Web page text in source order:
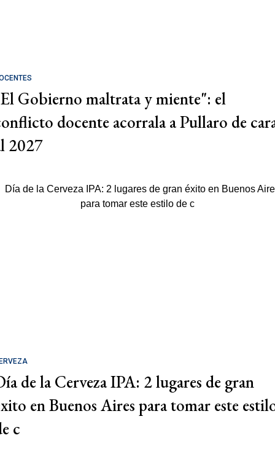
Gobierno maltrata y miente": el
docente acorrala a Pullaro de
2027
de la Cerveza IPA: 2 lugares de gran
en Buenos Aires para tomar este
c